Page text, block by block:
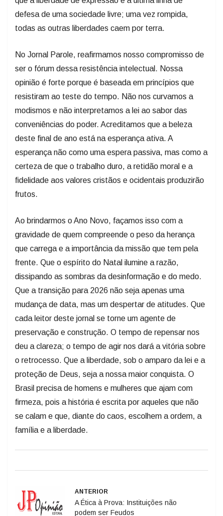
defesa de uma sociedade livre; uma vez rompida,
todas as outras liberdades caem por terra.
No Jornal Parole, reafirmamos nosso compromisso de
ser o fórum dessa resistência intelectual. Nossa
opinião é forte porque é baseada em princípios que
resistiram ao teste do tempo. Não nos curvamos a
modismos e não interpretamos a lei ao sabor das
conveniências do poder. Acreditamos que a beleza
deste final de ano está na esperança ativa. A
esperança não como uma espera passiva, mas como a
certeza de que o trabalho duro, a retidão moral e a
fidelidade aos valores cristãos e ocidentais produzirão
frutos.
Ao brindarmos o Ano Novo, façamos isso com a
gravidade de quem compreende o peso da herança
que carrega e a importância da missão que tem pela
frente. Que o espírito do Natal ilumine a razão,
dissipando as sombras da desinformação e do medo.
Que a transição para 2026 não seja apenas uma
mudança de data, mas um despertar de atitudes. Que
cada leitor deste jornal se torne um agente de
preservação e construção. O tempo de repensar nos
deu a clareza; o tempo de agir nos dará a vitória sobre
o retrocesso. Que a liberdade, sob o amparo da lei e a
proteção de Deus, seja a nossa maior conquista. O
Brasil precisa de homens e mulheres que ajam com
firmeza, pois a história é escrita por aqueles que não
se calam e que, diante do caos, escolhem a ordem, a
família e a liberdade.
ANTERIOR
A Ética à Prova: Instituições não
podem ser Feudos